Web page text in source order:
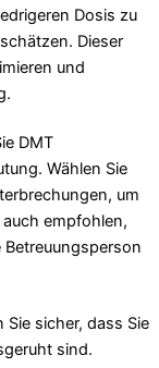
Dosis zu
Dieser
und
DMT
Wählen Sie
um
empfohlen,
Sie sicher, dass Sie
sind.